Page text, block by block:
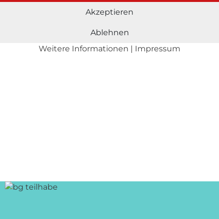
Akzeptieren
Ablehnen
Weitere Informationen | Impressum